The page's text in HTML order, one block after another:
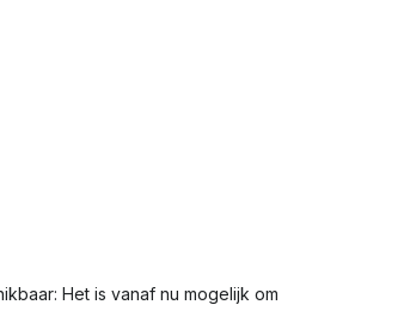
Het is vanaf nu mogelijk om